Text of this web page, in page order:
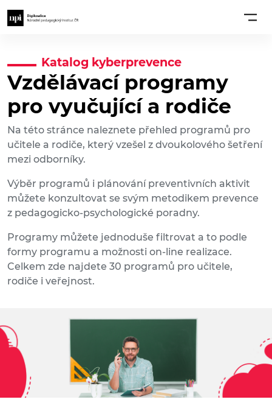
Katalog kyberprevence
Vzdělávací programy
pro vyučující a rodiče
Na této stránce naleznete přehled programů pro
učitele a rodiče, který vzešel z dvoukolového šetření
mezi odborníky.
Výběr programů i plánování preventivních aktivit
můžete konzultovat se svým metodikem prevence
z pedagogicko-psychologické poradny.
Programy můžete jednoduše filtrovat a to podle
formy programu a možnosti on-line realizace.
Celkem zde najdete 30 programů pro učitele,
rodiče i veřejnost.